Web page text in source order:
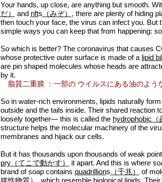
Your hands, up close, are anything but smooth.
だ）
and rifts （みぞ） , there are plenty of hiding
then touch your face, the virus can infect you. But
simple ways you can keep that from happening:
So which is better? The coronavirus that causes
whose protective outer surface is made of a lipid
are pin shaped molecules whose heads are
by it.
脂質二重膜 ：一部の ウイルスにある油のよう
So in water-rich environments, lipids naturally
outside and the tails inside. Their shared reaction
loosely together— this is called the hydrophobic（
structure helps the molecular machinery of the
membranes and hijack our cells.
But it has thousands upon thousands of weak
pry（てこで動かす）
it apart. And this is where
brand of soap contains quadrillions （千兆） of
媒性物質）
, which resemble biological lipids.